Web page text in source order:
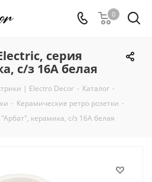
0
серия
с/з 16А белая
| Electro Decor - Каталог -
- Керамические ретро розетки -
керамика, с/з 16А белая